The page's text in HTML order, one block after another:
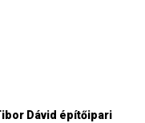
Dávid építőipari